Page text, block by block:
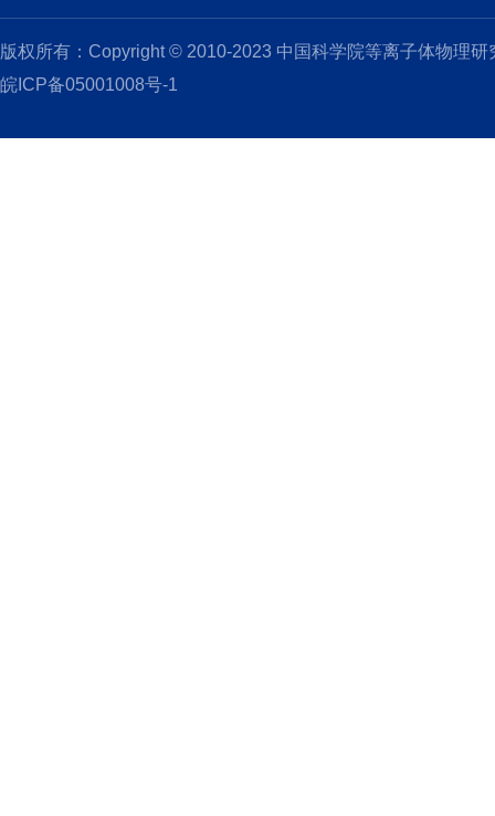
版权所有：Copyright © 2010-2023 中国科学院等离子体物理
皖ICP备05001008号-1